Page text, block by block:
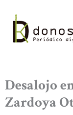
contenido
Desalojo
Zardoya